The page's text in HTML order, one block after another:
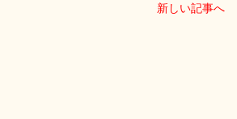
新しい記事へ